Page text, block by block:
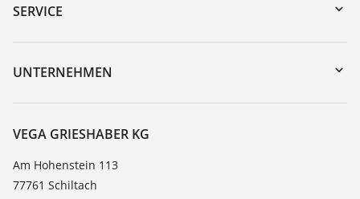
Gerätesuche (Seriennummer)
DTM Collection/PACTware
SERVICE
Geräterücksendung
Trainings
Beständigkeitsliste
TeamViewer
UNTERNEHMEN
Karriere
Über VEGA
Kontakt
News
VEGA GRIESHABER KG
Am Hohenstein 113
77761 Schiltach